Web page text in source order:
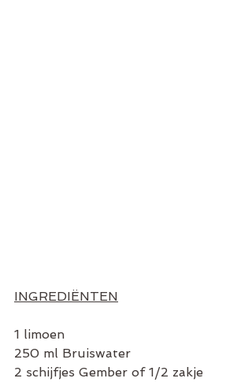
INGREDIËNTEN
1 limoen
250 ml Bruiswater
2 schijfjes Gember of 1/2 zakje